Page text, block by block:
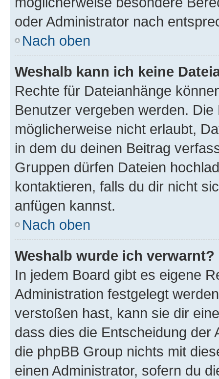
oder Administrator nach
Nach oben
Weshalb kann ich keine
Rechte für Dateianhänge
Benutzer vergeben werden.
möglicherweise nicht erlaubt,
in dem du deinen Beitrag
Gruppen dürfen Dateien
kontaktieren, falls du dir nicht
anfügen kannst.
Nach oben
Weshalb wurde ich verwarnt?
In jedem Board gibt es eigene
Administration festgelegt
verstoßen hast, kann sie dir
dass dies die Entscheidung der
die phpBB Group nichts mit
einen Administrator, sofern du